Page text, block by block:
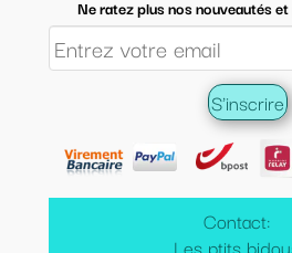
Contact:
Les ptits
Ne ratez plus nos nouveautés